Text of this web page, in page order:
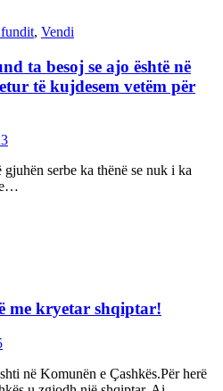
, Vendi
ta besoj se ajo është në
të kujdesem vetëm për
serbe ka thënë se nuk i ka
me kryetar shqiptar!
në Komunën e Çashkës.Për herë